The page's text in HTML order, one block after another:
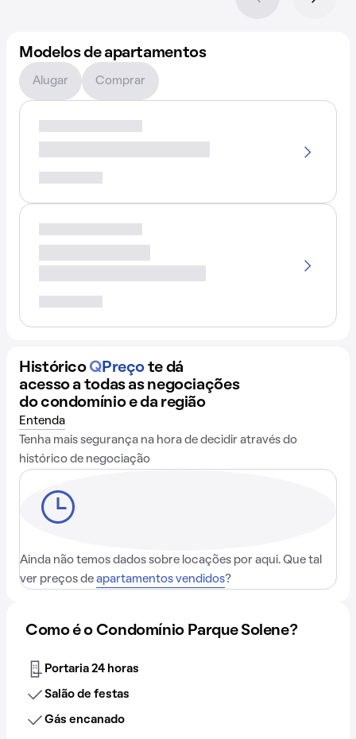
Modelos de apartamentos
Alugar Comprar
Histórico QPreço te dá
acesso a todas as negociações
do condomínio e da região
Entenda
Tenha mais segurança na hora de decidir através do
histórico de negociação
Ainda não temos dados sobre locações por aqui. Que tal
ver preços de apartamentos vendidos?
Como é o Condomínio Parque Solene?
Portaria 24 horas
Salão de festas
Gás encanado